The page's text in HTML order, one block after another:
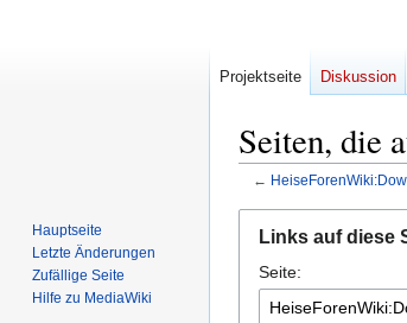
Seiten, die
←
Navigation
springen
Suche
springen
Links auf diese
Seite:
Projektseite Diskussion
Hauptseite
Letzte Änderungen
Zufällige Seite
Hilfe zu MediaWiki